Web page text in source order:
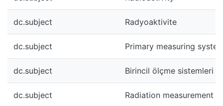
dc.subject Radyoaktivite
dc.subject Primary measuring
dc.subject Birincil ölçme sistemleri
dc.subject Radiation measurement